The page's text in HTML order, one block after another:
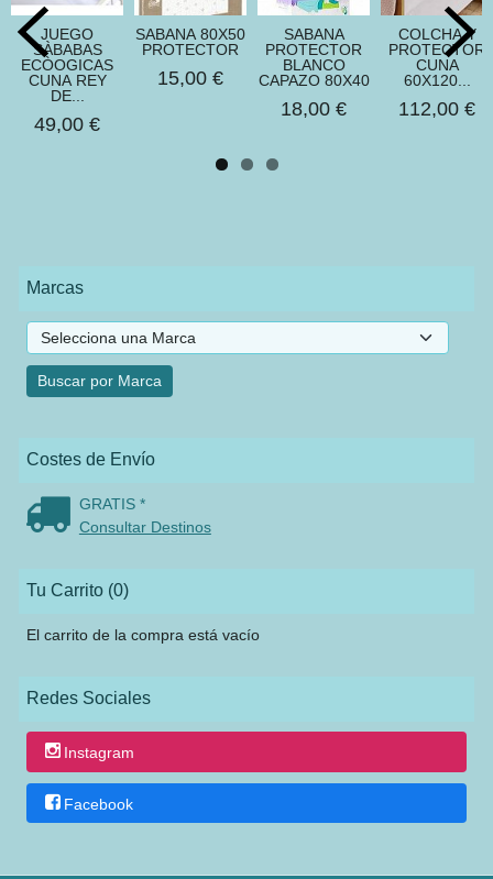
Marcas
Costes de Envío
GRATIS *
Consultar Destinos
Tu Carrito (0)
El carrito de la compra está vacío
Redes Sociales
Instagram
Facebook
JUEGO
SÀBABAS
ECÒOGICAS
CUNA REY
DE...
49,00 €
SABANA 80X50
PROTECTOR
15,00 €
SABANA
PROTECTOR
BLANCO
CAPAZO 80X40
18,00 €
COLCHA Y
PROTECTOR
CUNA
60X120...
112,00 €